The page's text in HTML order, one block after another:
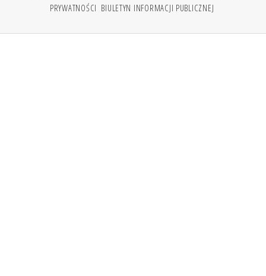
PRYWATNOŚCI BIULETYN INFORMACJI PUBLICZNEJ